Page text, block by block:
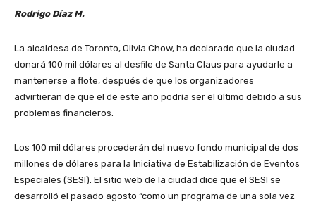
Rodrigo Díaz M.
La alcaldesa de Toronto, Olivia Chow, ha declarado que la ciudad
donará 100 mil dólares al desfile de Santa Claus para ayudarle a
mantenerse a flote, después de que los organizadores
advirtieran de que el de este año podría ser el último debido a sus
problemas financieros.
Los 100 mil dólares procederán del nuevo fondo municipal de dos
millones de dólares para la Iniciativa de Estabilización de Eventos
Especiales (SESI). El sitio web de la ciudad dice que el SESI se
desarrolló el pasado agosto “como un programa de una sola vez